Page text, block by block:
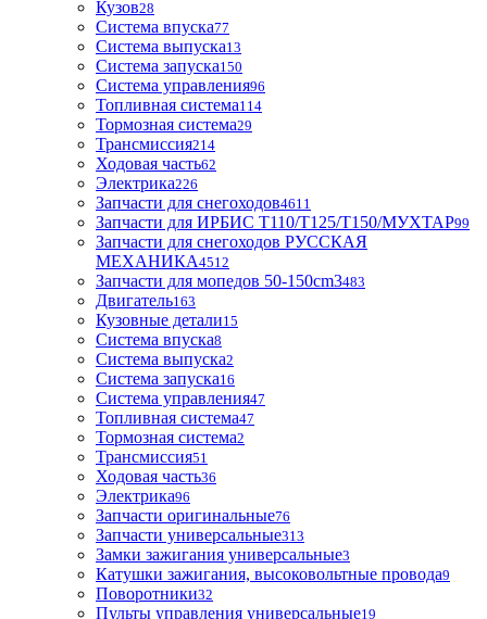
Кузов28
Система впуска77
Система выпуска13
Система запуска150
Система управления96
Топливная система114
Тормозная система29
Трансмиссия214
Ходовая часть62
Электрика226
Запчасти для снегоходов4611
Запчасти для ИРБИС T110/T125/T150/МУХТАР99
Запчасти для снегоходов РУССКАЯ
МЕХАНИКА4512
Запчасти для мопедов 50-150cm3483
Двигатель163
Кузовные детали15
Система впуска8
Система выпуска2
Система запуска16
Система управления47
Топливная система47
Тормозная система2
Трансмиссия51
Ходовая часть36
Электрика96
Запчасти оригинальные76
Запчасти универсальные313
Замки зажигания универсальные3
Катушки зажигания, высоковольтные провода9
Поворотники32
Пульты управления универсальные19